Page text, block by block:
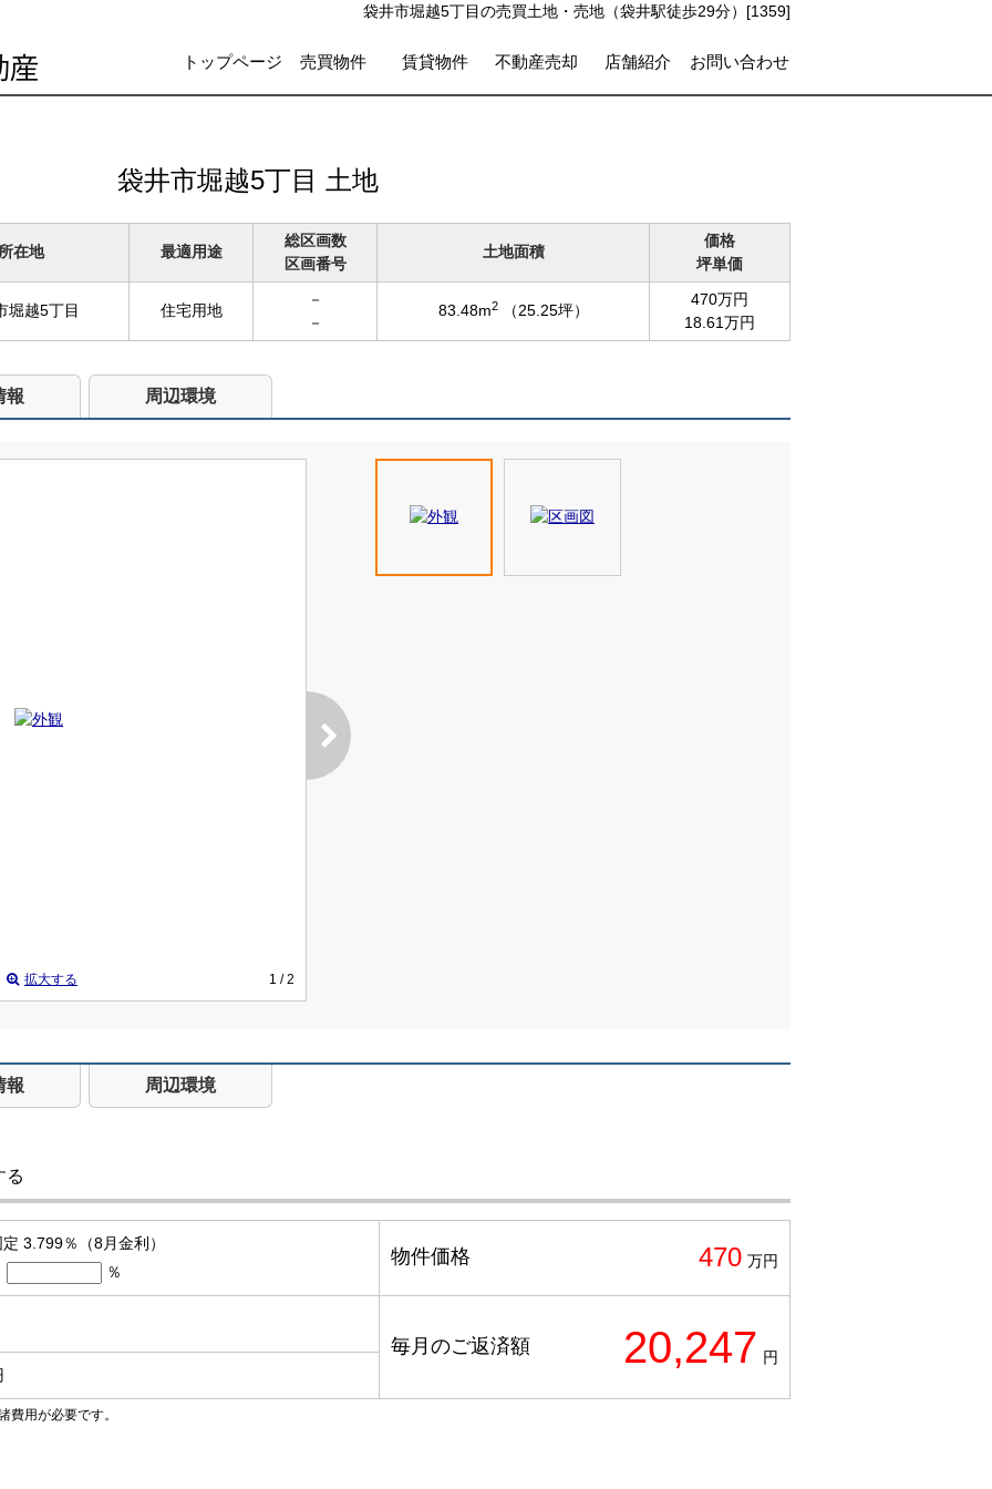
袋井市堀越5丁目の売買土地・売地（袋井駅徒歩29分）[1359]
トップページ 売買物件 賃貸物件 不動産売却 店舗紹介 お問い合わせ
袋井市堀越5丁目 土地
在地 最適用途
総区画数
区画番号
土地面積
価格
坪単価
堀越5丁目 住宅用地
－
－
83.48m2 （25.25坪）
470万円
18.61万円
報 周辺環境
拡大する 1 / 2
報 周辺環境
る
3.799％（8月金利）
％
物件価格 470 万円
毎月のご返済額 20,247 円
用が必要です。